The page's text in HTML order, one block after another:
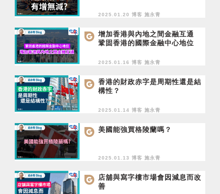
2025.01.20 博客 施永青
增加香港與內地之間金融互通
鞏固香港的國際金融中心地位
2025.01.16 博客 施永青
香港的財政赤字是周期性還是結
構性？
2025.01.14 博客 施永青
美國能強買格陵蘭嗎？
2025.01.13 博客 施永青
店舖與寫字樓市場會因減息而改
善